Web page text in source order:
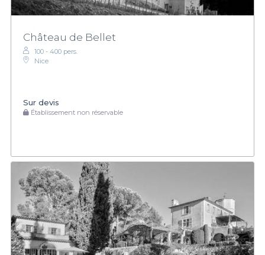
Château de Bellet
100 - 400 pers.
Nice
Sur devis
Établissement non réservable